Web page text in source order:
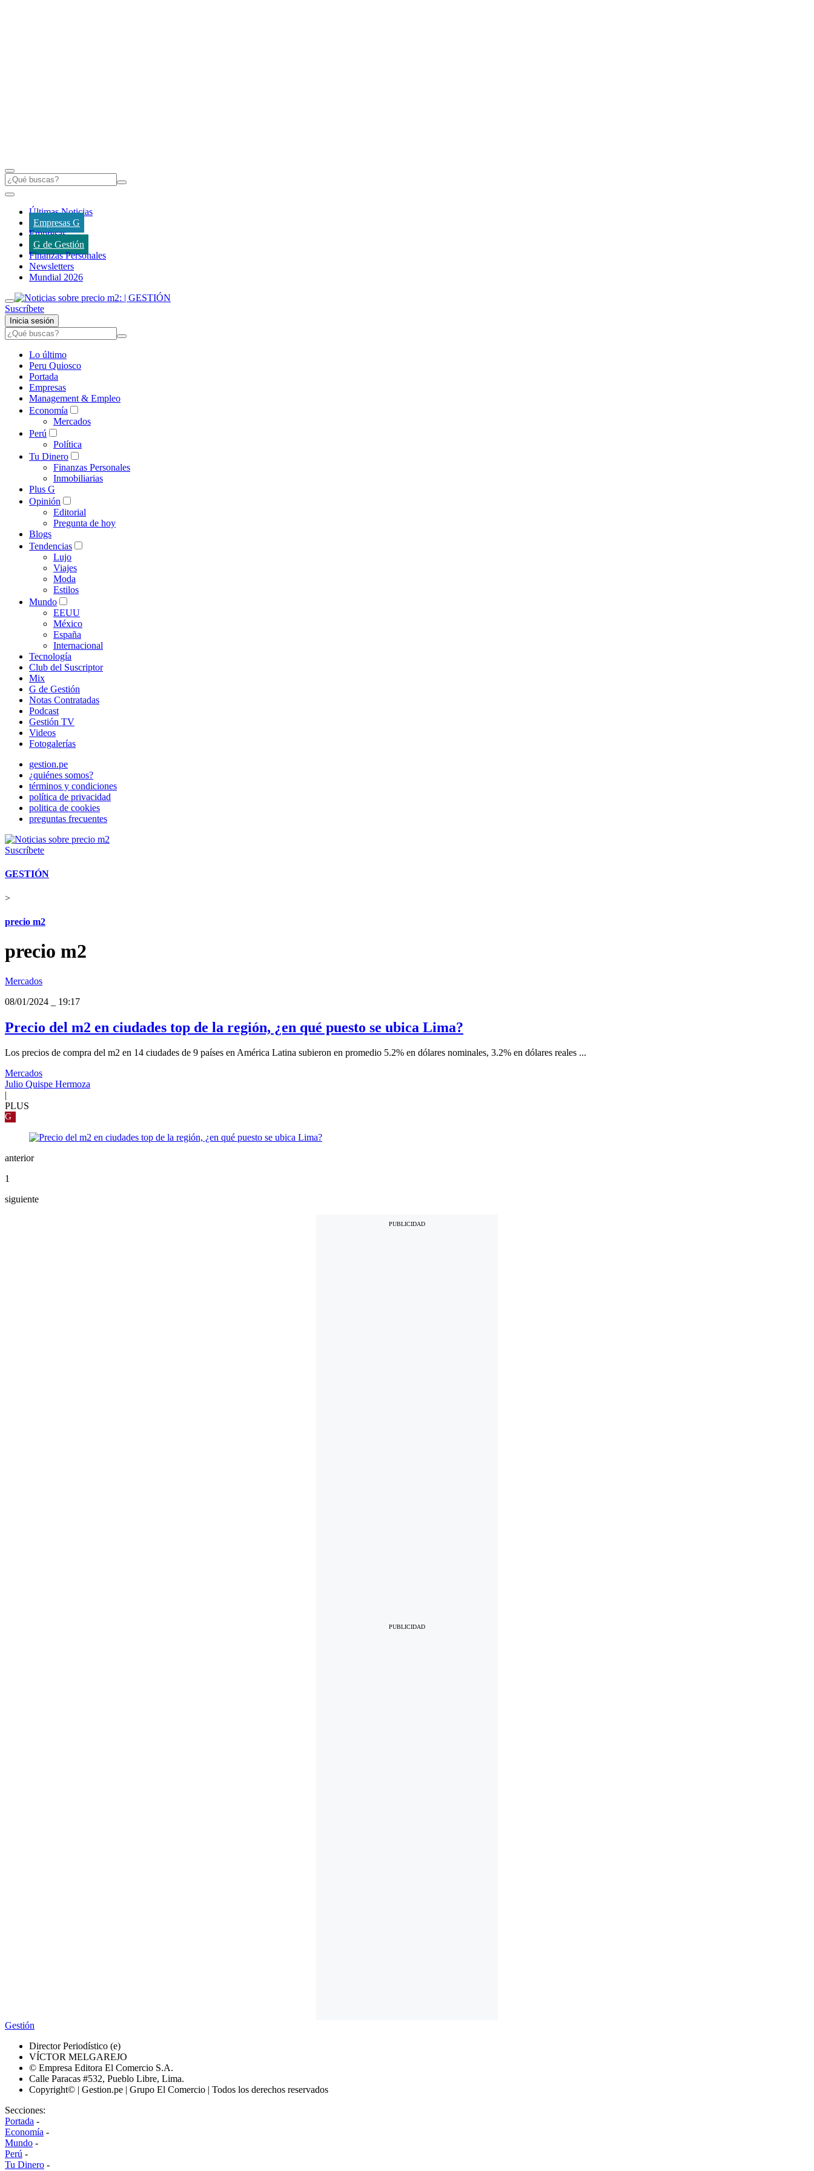
Últimas Noticias
Empresas G
Empresas
G de Gestión
Finanzas Personales
Newsletters
Mundial 2026
Suscríbete
Inicia sesión
Lo último
Peru Quiosco
Portada
Empresas
Management & Empleo
Economía
Mercados
Perú
Política
Tu Dinero
Finanzas Personales
Inmobiliarias
Plus G
Opinión
Editorial
Pregunta de hoy
Blogs
Tendencias
Lujo
Viajes
Moda
Estilos
Mundo
EEUU
México
España
Internacional
Tecnología
Club del Suscriptor
Mix
G de Gestión
Notas Contratadas
Podcast
Gestión TV
Videos
Fotogalerías
gestion.pe
¿quiénes somos?
términos y condiciones
política de privacidad
politica de cookies
preguntas frecuentes
Suscríbete
GESTIÓN
>
precio m2
precio m2
Mercados
08/01/2024
19:17
Precio del m2 en ciudades top de la región, ¿en qué puesto se ubica Lima?
Los precios de compra del m2 en 14 ciudades de 9 países en América Latina subieron en promedio 5.2% en dólares nominales, 3.2% en dólares reales ...
Mercados
Julio Quispe Hermoza
PLUS
G
anterior
1
siguiente
Gestión
Director Periodístico (e)
VÍCTOR MELGAREJO
© Empresa Editora El Comercio S.A.
Calle Paracas #532, Pueblo Libre, Lima.
Copyright© | Gestion.pe | Grupo El Comercio | Todos los derechos reservados
Secciones:
Portada -
Economía -
Mundo -
Perú -
Tu Dinero -